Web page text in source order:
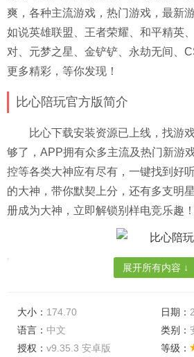
爽，各种主流游戏，热门游戏，最新
如说英雄联盟、王者荣耀、和平精英
对、元梦之星、金铲铲、永劫无间、
更多精彩，等你发现！
比心陪玩官方版简介
比心下载安装资源已上线，找游
够了，APP拥有众多主流及热门新游
控等各类大神应有尽有，一键找到好
的大神，带你默契上分，还有多支明
册成为大神，立即解锁别样电竞乐趣！
比心拥有800万电竞大神，是
绝活哥、退役职业选手、声音好听情
展开所有内容 ↓
大小： 174.70 日期：
语言： 中文 类别：
授权： v9.35.3 安卓版
等级：